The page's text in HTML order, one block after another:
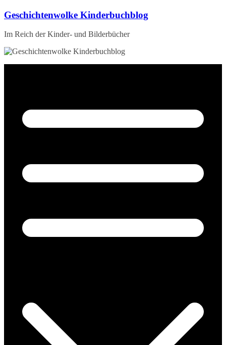
Zum
springen
Geschichtenwolke Kinderbuchblog
Im Reich der Kinder- und Bilderbücher